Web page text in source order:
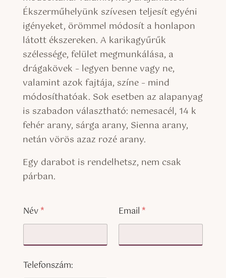
Ékszerműhelyünk szívesen teljesít egyéni
igényeket, örömmel módosít a honlapon
látott ékszereken. A karikagyűrűk
szélessége, felület megmunkálása, a
drágakövek – legyen benne vagy ne,
valamint azok fajtája, színe – mind
módosíthatóak. Sok esetben az alapanyag
is szabadon választható: nemesacél, 14 k
fehér arany, sárga arany, Sienna arany,
netán vörös azaz rozé arany.
Egy darabot is rendelhetsz, nem csak
párban.
Név* Email *
Telefonszám: